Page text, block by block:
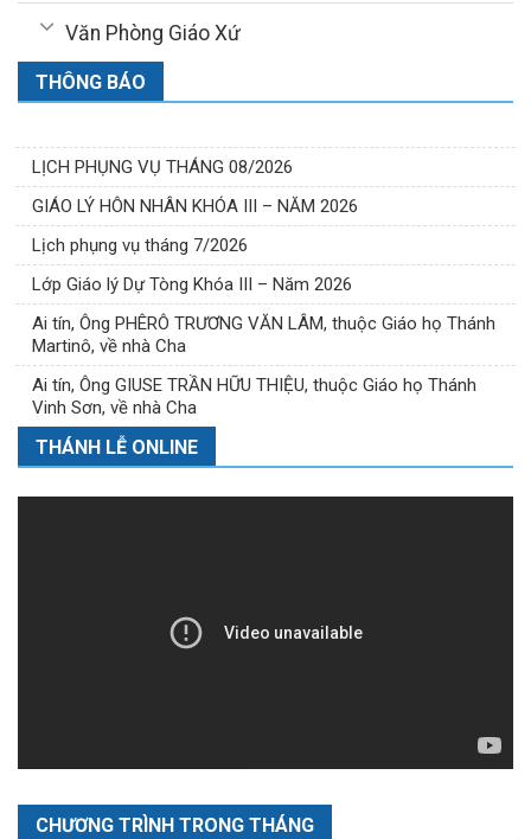
Văn Phòng Giáo Xứ
THÔNG BÁO
LỊCH PHỤNG VỤ THÁNG 08/2026
GIÁO LÝ HÔN NHÂN KHÓA III – NĂM 2026
Lịch phụng vụ tháng 7/2026
Lớp Giáo lý Dự Tòng Khóa III – Năm 2026
Ai tín, Ông PHÊRÔ TRƯƠNG VĂN LÂM, thuộc Giáo họ Thánh
Martinô, về nhà Cha
Ai tín, Ông GIUSE TRẦN HỮU THIỆU, thuộc Giáo họ Thánh
Vinh Sơn, về nhà Cha
THÁNH LỄ ONLINE
CHƯƠNG TRÌNH TRONG THÁNG